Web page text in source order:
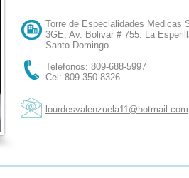
Torre de Especialidades Medicas
3GE, Av. Bolivar # 755. La
Santo Domingo.
Teléfonos: 809-688-5997
Cel: 809-350-8326
lourdesvalenzuela11@hotmail.com